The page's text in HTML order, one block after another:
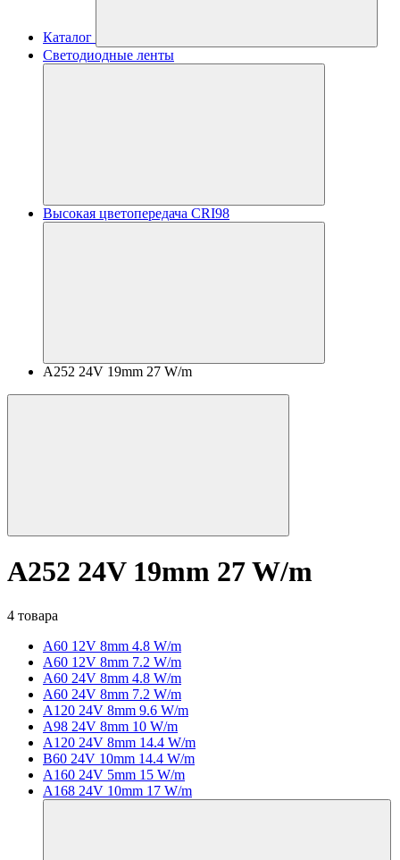
Каталог
Светодиодные ленты
Высокая цветопередача CRI98
A252 24V 19mm 27 W/m
A252 24V 19mm 27 W/m
4 товара
A60 12V 8mm 4.8 W/m
A60 12V 8mm 7.2 W/m
A60 24V 8mm 4.8 W/m
A60 24V 8mm 7.2 W/m
A120 24V 8mm 9.6 W/m
A98 24V 8mm 10 W/m
A120 24V 8mm 14.4 W/m
B60 24V 10mm 14.4 W/m
A160 24V 5mm 15 W/m
A168 24V 10mm 17 W/m